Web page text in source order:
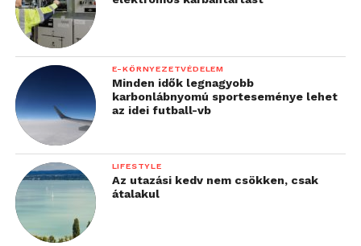
E-KÖRNYEZETVÉDELEM
Minden idők legnagyobb
karbonlábnyomú sporteseménye lehet
az idei futball-vb
LIFESTYLE
Az utazási kedv nem csökken, csak
átalakul